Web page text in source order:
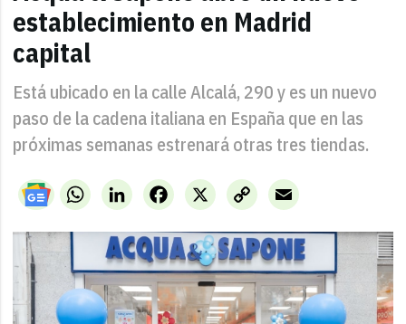
establecimiento en Madrid
capital
Está ubicado en la calle Alcalá, 290 y es un nuevo
paso de la cadena italiana en España que en las
próximas semanas estrenará otras tres tiendas.
WhatsAppLinkedIn X
Facebook
Copy
Link
Email